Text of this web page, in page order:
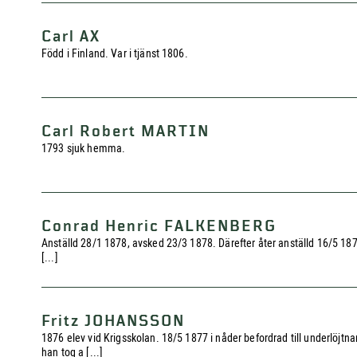
Carl AX
Född i Finland. Var i tjänst 1806.
Carl Robert MARTIN
1793 sjuk hemma.
Conrad Henric FALKENBERG
Anställd 28/1 1878, avsked 23/3 1878. Därefter åter anställd 16/5
[...]
Fritz JOHANSSON
1876 elev vid Krigsskolan. 18/5 1877 i nåder befordrad till
han tog a [...]